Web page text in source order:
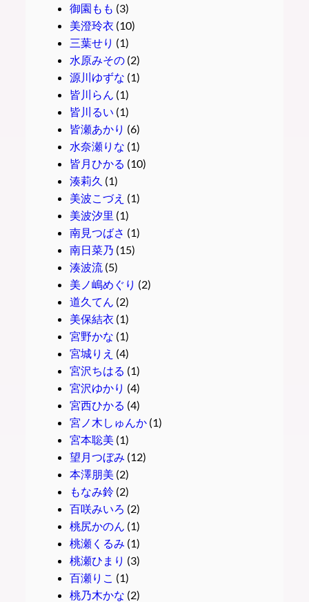
御園もも (3)
美澄玲衣 (10)
三葉せり (1)
水原みその(2)
源川ゆずな (1)
皆川らん (1)
皆川るい (1)
皆瀬あかり (6)
水奈瀬りな (1)
皆月ひかる (10)
湊莉久 (1)
美波こづえ (1)
美波汐里 (1)
南見つばさ (1)
南日菜乃 (15)
湊波流(5)
美ノ嶋めぐり (2)
道久てん (2)
美保結衣 (1)
宮野かな (1)
宮城りえ (4)
宮沢ちはる (1)
宮沢ゆかり (4)
宮西ひかる (4)
宮ノ木しゅんか(1)
宮本聡美 (1)
望月つぼみ (12)
本澤朋美 (2)
もなみ鈴(2)
百咲みいろ (2)
桃尻かのん (1)
桃瀬くるみ (1)
桃瀬ひまり (3)
百瀬りこ (1)
桃乃木かな (2)